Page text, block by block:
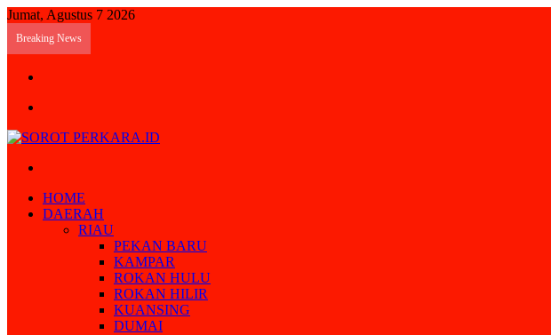
Jumat, Agustus 7 2026
Breaking News
HOME
DAERAH
RIAU
PEKAN BARU
KAMPAR
ROKAN HULU
ROKAN HILIR
KUANSING
DUMAI